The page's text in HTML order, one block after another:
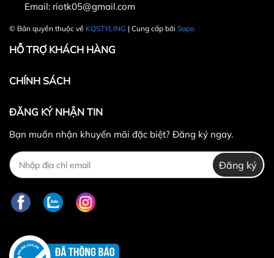
Email: riotk05@gmail.com
© Bản quyền thuộc về KQSTYLING | Cung cấp bởi Sapo
HỖ TRỢ KHÁCH HÀNG
CHÍNH SÁCH
ĐĂNG KÝ NHẬN TIN
Bạn muốn nhận khuyến mãi đặc biệt? Đăng ký ngay.
Đăng ký